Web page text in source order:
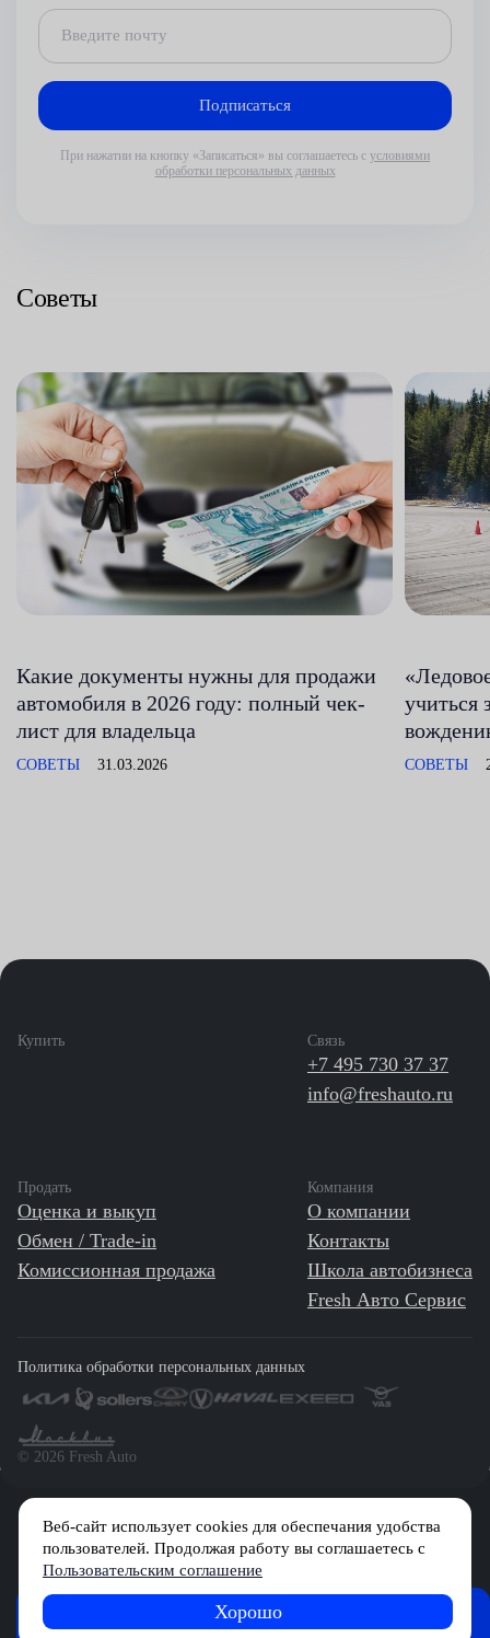
При нажатии на кнопку «Записаться» вы соглашаетесь с условиями
обработки персональных данных
Советы
Какие документы нужны для продажи
автомобиля в 2026 году: полный чек-
лист для владельца
СОВЕТЫ 31.03.2026
учиться
СОВЕТЫ
FRESH
News
Обзоры
Веб-сайт использует cookies для обеспечания удобства
пользователей. Продолжая работу вы соглашаетесь с
Пользовательским соглашение
Хорошо
Купить
Продать
Оценка и выкуп
Обмен / Trade-in
Комиссионная продажа
Компания
О компании
Контакты
Школа автобизнеса
Fresh Авто Сервис
Связь
+7 495 730 37 37
info@freshauto.ru
©️ 2026 Fresh Auto
Политика обработки персональных данных
Сетевое издание «Первый автомобильный маркетплейс» зарегистрировано
Решением Федеральной службы по надзору в сфере связи, информационных
технологий и массовых коммуникаций (Роскомнадзор) № Эл № ФС77-84512 от
29 декабря 2022 г.
Учредитель: Общество с ограниченной ответственностью «МБ-Авто»
Главный редактор: Камышникова Анастасия Игоревна